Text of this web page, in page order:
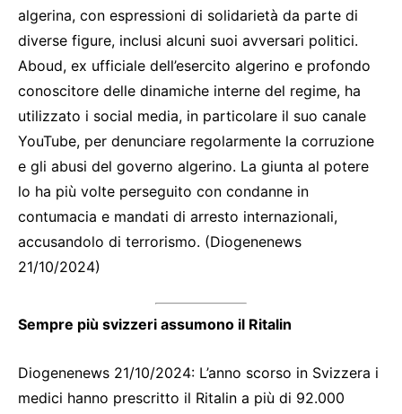
algerina, con espressioni di solidarietà da parte di
diverse figure, inclusi alcuni suoi avversari politici.
Aboud, ex ufficiale dell’esercito algerino e profondo
conoscitore delle dinamiche interne del regime, ha
utilizzato i social media, in particolare il suo canale
YouTube, per denunciare regolarmente la corruzione
e gli abusi del governo algerino. La giunta al potere
lo ha più volte perseguito con condanne in
contumacia e mandati di arresto internazionali,
accusandolo di terrorismo. (Diogenenews
21/10/2024)
Sempre più svizzeri assumono il Ritalin
Diogenenews 21/10/2024: L’anno scorso in Svizzera i
medici hanno prescritto il Ritalin a più di 92.000